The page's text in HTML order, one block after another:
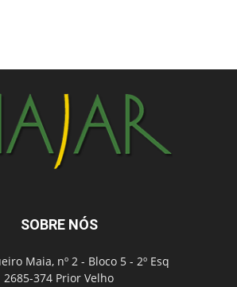
SOBRE NÓS
Maia, nº 2 - Bloco 5 - 2º Esq
2685-374 Prior Velho